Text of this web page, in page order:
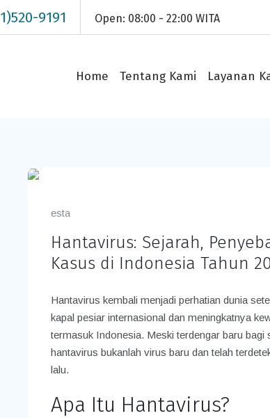
9191 Open: 08:00 - 22:00 WITA
Home Tentang Kami Layanan
esta
Hantavirus: Sejarah,
Kasus di Indonesia Tahun
Hantavirus kembali menjadi perhatian dunia
kapal pesiar internasional dan meningkatnya
termasuk Indonesia. Meski terdengar baru
hantavirus bukanlah virus baru dan telah
lalu.
Apa Itu Hantavirus?